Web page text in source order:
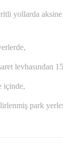
yollarda
levhasından
içinde,
park